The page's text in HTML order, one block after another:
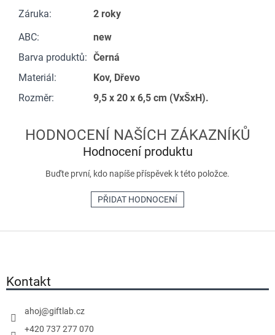
Záruka:
2 roky
ABC:
new
Barva produktů: Černá
Materiál:
Kov, Dřevo
Rozměr: 9,5 x 20 x 6,5 cm (VxŠxH).
Hodnocení produktu
Buďte první, kdo napíše příspěvek k této položce.
PŘIDAT HODNOCENÍ
Kontakt
ahoj@giftlab.cz
+420 737 277 070